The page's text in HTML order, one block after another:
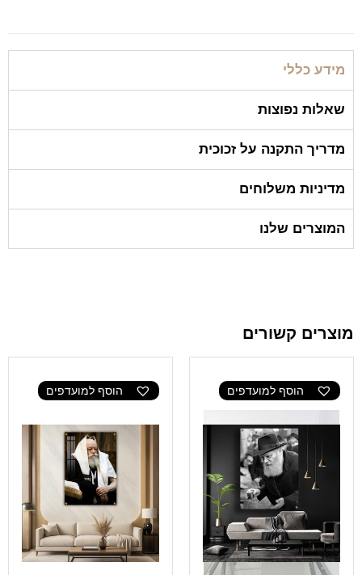
מידע כללי
שאלות נפוצות
מדריך התקנה על זכוכית
מדיניות משלוחים
המוצרים שלנו
מוצרים קשורים
הוסף למועדפים הוסף למועדפים